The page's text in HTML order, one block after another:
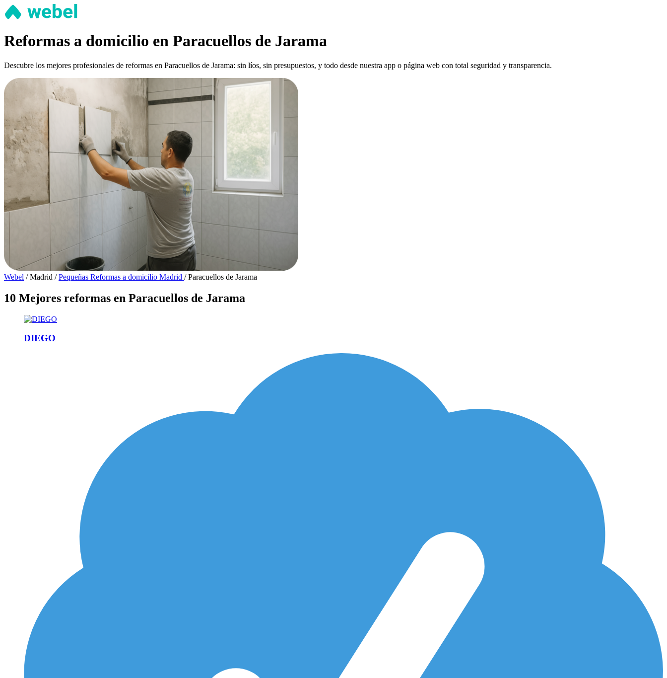
Reformas a domicilio en Paracuellos de Jarama
Descubre los mejores profesionales de reformas en Paracuellos de Jarama: sin líos, sin presupuestos, y todo desde nuestra app o página web con total seguridad y transparencia.
Webel / Madrid / Pequeñas Reformas a domicilio Madrid / Paracuellos de Jarama
10 Mejores reformas en Paracuellos de Jarama
DIEGO